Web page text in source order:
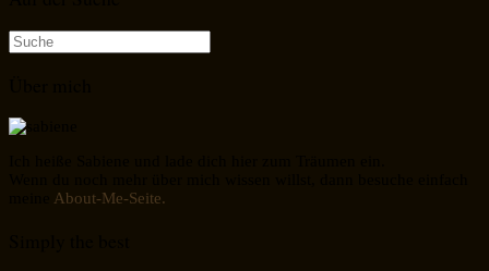
Suche
nach:
About-Me-Seite.